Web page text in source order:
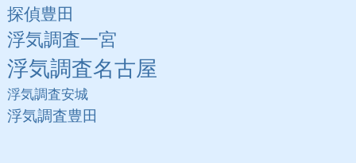
探偵豊田
浮気調査一宮
浮気調査名古屋
浮気調査安城
浮気調査豊田